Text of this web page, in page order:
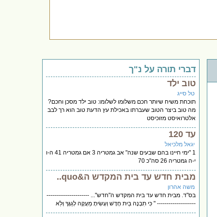
דברי תורה על נ"ך
טוב ילד
טל סייג
תוכחת משיח שיותר חכם משלומו לשלומו: טוב ילד מסכן וחכם?
מה טוב ביצר הטוב שעברתו באכילת עץ הדעת טוב הוא רך לבב
אלטרואיסט מזוכיסט
עד 120
יגאל מלכיאל
1 "ימי חיינו בהם שבעים שנה" אב גמטריה 3 אם גמטריה 41 ה-ו
י-ה גמטריה 26 סה"כ 70
מבית חדש עד בית המקדש ה&quo..
משה אהרון
בס"ד. מבית חדש עד בית המקדש ה"חדש"... ----------------------
-------------------- " כִּי תִבְנֶה בַּיִת חָדָשׁ וְעָשִׂיתָ מַעֲקֶה לְגַגֶּךָ וְלֹֽא